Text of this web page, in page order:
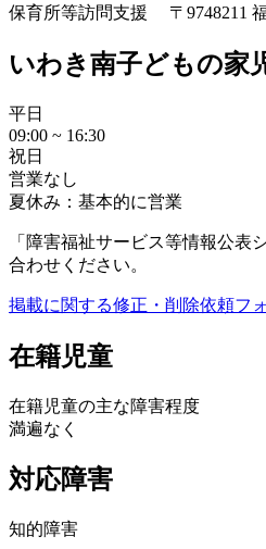
保育所等訪問支援 〒9748211
いわき南子どもの家
平日
09:00 ~ 16:30
祝日
営業なし
夏休み：基本的に営業
「障害福祉サービス等情報公
合わせください。
掲載に関する修正・削除依頼フ
在籍児童
在籍児童の主な障害程度
満遍なく
対応障害
知的障害